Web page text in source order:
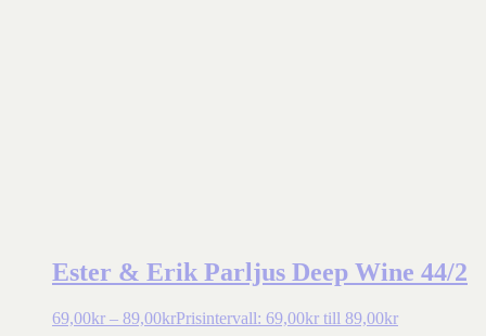
Ester & Erik Parljus Deep Wine 44/2
69,00kr – 89,00krPrisintervall: 69,00kr till 89,00kr